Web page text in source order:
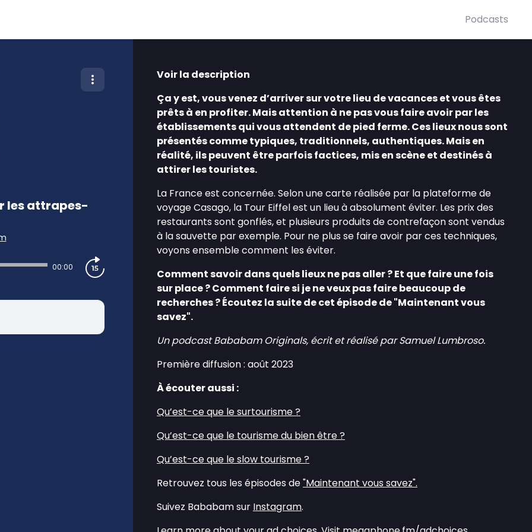
Podcasts
les attrapes-
00:00
Voir la description
Ça y est, vous venez d’arriver sur votre lieu de vacances et vous êtes
prêts à en profiter. Mais attention à ne pas vous faire avoir par les
établissements qui vous attendent de pied ferme. Ces lieux nous sont
présentés comme typiques, traditionnels, authentiques. Mais en
réalité, ils peuvent être parfois factices, mis en scène et destinés à
attirer les touristes.
La France est concernée. Selon une carte réalisée par la plateforme de
voyage Casago, la Tour Eiffel est un lieu à absolument éviter. Les prix des
restaurants sont gonflés, et plusieurs produits de contrefaçon sont vendus
à la sauvette par exemple. Pour ne plus se faire avoir par ces techniques,
voyons ensemble comment les éviter.
Comment savoir dans quels lieux ne pas aller ? Et que faire une fois
sur place ? Comment faire si je ne veux pas faire beaucoup de
recherches ? Écoutez la suite de cet épisode de "Maintenant vous
savez".
Un podcast Bababam Originals, écrit et réalisé par Samuel Lumbroso.
Première diffusion : août 2023
À écouter aussi :
⁠⁠Qu’est-ce que le surtourisme ?⁠⁠
⁠⁠Qu’est-ce que le tourisme du bien être ?⁠⁠
⁠⁠Qu’est-ce que le slow tourisme ?⁠⁠
Retrouvez tous les épisodes de"Maintenant vous savez".
Suivez Bababam sur Instagram.